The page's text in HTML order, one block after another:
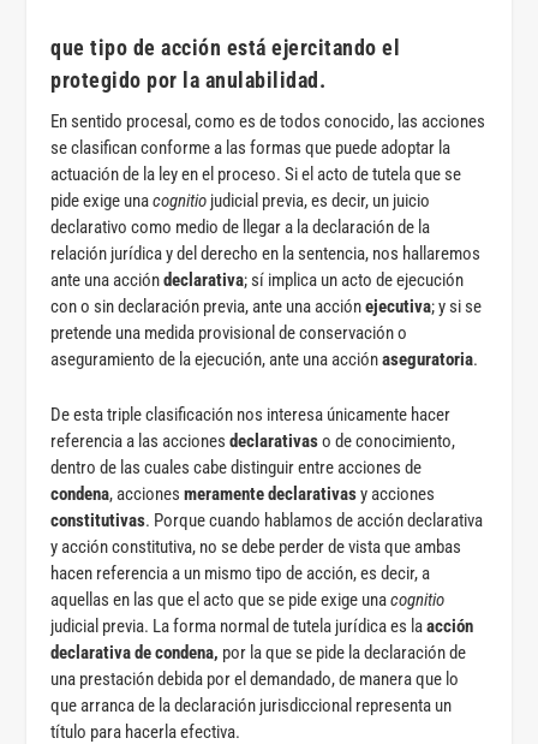
que tipo de acción está ejercitando el
protegido por la anulabilidad.
En sentido procesal, como es de todos conocido, las acciones
se clasifican conforme a las formas que puede adoptar la
actuación de la ley en el proceso. Si el acto de tutela que se
pide exige unacognitio judicial previa, es decir, un juicio
declarativo como medio de llegar a la declaración de la
relación jurídica y del derecho en la sentencia, nos hallaremos
ante una accióndeclarativa; sí implica un acto de ejecución
con o sin declaración previa, ante una acciónejecutiva; y si se
pretende una medida provisional de conservación o
aseguramiento de la ejecución, ante una acciónaseguratoria.
De esta triple clasificación nos interesa únicamente hacer
referencia a las accionesdeclarativaso de conocimiento,
condena, accionesmeramente declarativas
constitutivas. Porque cuando hablamos de acción declarativa
y acción constitutiva, no se debe perder de vista que ambas
hacen referencia a un mismo tipo de acción, es decir, a
aquellas en las que el acto que se pide exige unacognitio
judicial previa. La forma normal de tutela jurídica es laacción
declarativa de condena, por la que se pide la declaración de
una prestación debida por el demandado, de manera que lo
que arranca de la declaración jurisdiccional representa un
título para hacerla efectiva.